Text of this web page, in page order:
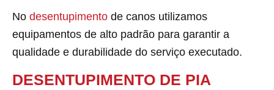
No desentupimento de canos utilizamos
equipamentos de alto padrão para garantir a
qualidade e durabilidade do serviço executado.
DESENTUPIMENTO DE PIA